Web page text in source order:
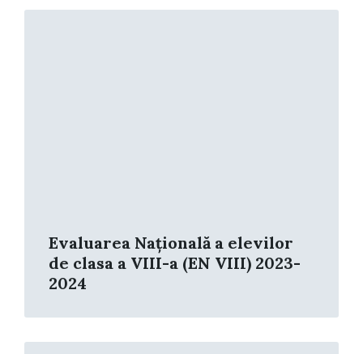
Evaluarea Națională a elevilor
de clasa a VIII-a (EN VIII) 2023-
2024
Read
Read